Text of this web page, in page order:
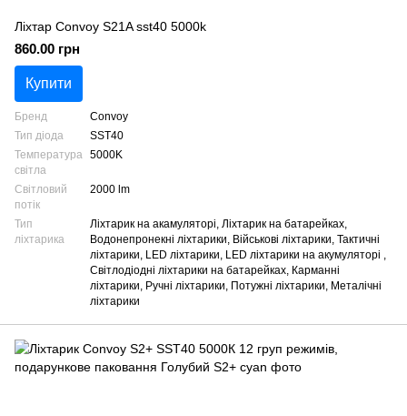
Ліхтар Convoy S21A sst40 5000k
860.00 грн
Купити
Бренд
Convoy
Тип діода
SST40
Температура
світла
5000K
Світловий
потік
2000 lm
Тип
ліхтарика
Ліхтарик на акамуляторі, Ліхтарик на батарейках,
Водонепронекні ліхтарики, Військові ліхтарики, Тактичні
ліхтарики, LED ліхтарики, LED ліхтарики на акумуляторі ,
Світлодіодні ліхтарики на батарейках, Карманні
ліхтарики, Ручні ліхтарики, Потужні ліхтарики, Металічні
ліхтарики